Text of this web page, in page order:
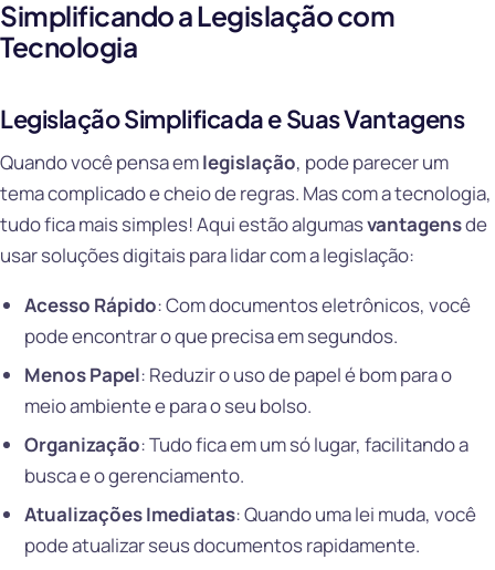
Simplificando a Legislação com
Tecnologia
Legislação Simplificada e Suas Vantagens
Quando você pensa emlegislação, pode parecer um
tema complicado e cheio de regras. Mas com a tecnologia,
tudo fica mais simples! Aqui estão algumasvantagensde
usar soluções digitais para lidar com a legislação:
Acesso Rápido: Com documentos eletrônicos, você
pode encontrar o que precisa em segundos.
Menos Papel: Reduzir o uso de papel é bom para o
meio ambiente e para o seu bolso.
Organização: Tudo fica em um só lugar, facilitando a
busca e o gerenciamento.
Atualizações Imediatas: Quando uma lei muda, você
pode atualizar seus documentos rapidamente.